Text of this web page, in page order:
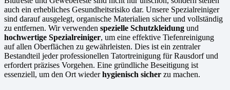
auch ein erhebliches Gesundheitsrisiko dar. Unsere Spezialreiniger
sind darauf ausgelegt, organische Materialien sicher und vollständig
zu entfernen. Wir verwenden spezielle Schutzkleidung und
hochwertige Spezialreiniger, um eine effektive Tiefenreinigung
auf allen Oberflächen zu gewährleisten. Dies ist ein zentraler
Bestandteil jeder professionellen Tatortreinigung für Rausdorf und
erfordert präzises Vorgehen. Eine gründliche Beseitigung ist
essenziell, um den Ort wiederhygienisch sicher zu machen.